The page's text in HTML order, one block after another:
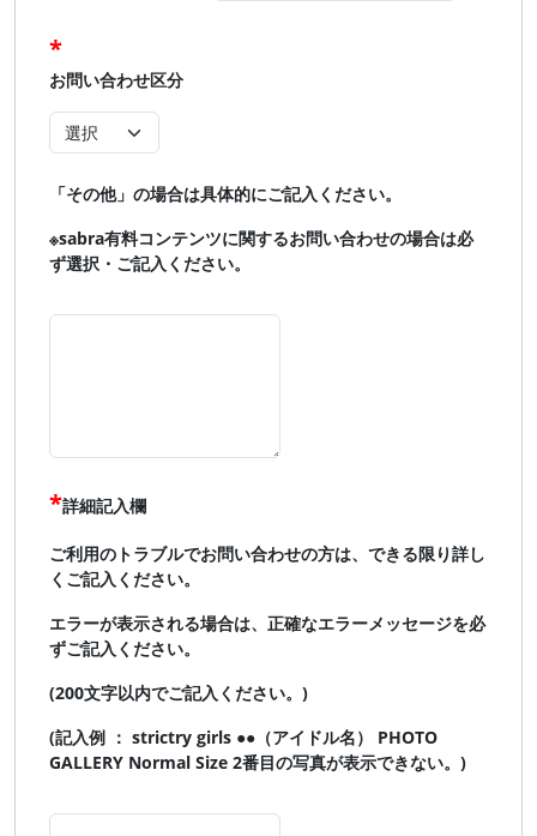
お問い合わせ区分
「その他」の場合は具体的にご記入ください。
※sabra有料コンテンツに関するお問い合わせの場合は必
ず選択・ご記入ください。
詳細記入欄
ご利用のトラブルでお問い合わせの方は、できる限り詳し
くご記入ください。
エラーが表示される場合は、正確なエラーメッセージを必
ずご記入ください。
(200文字以内でご記入ください。)
(記入例 ： strictry girls ●●（アイドル名） PHOTO
GALLERY Normal Size 2番目の写真が表示できない。)